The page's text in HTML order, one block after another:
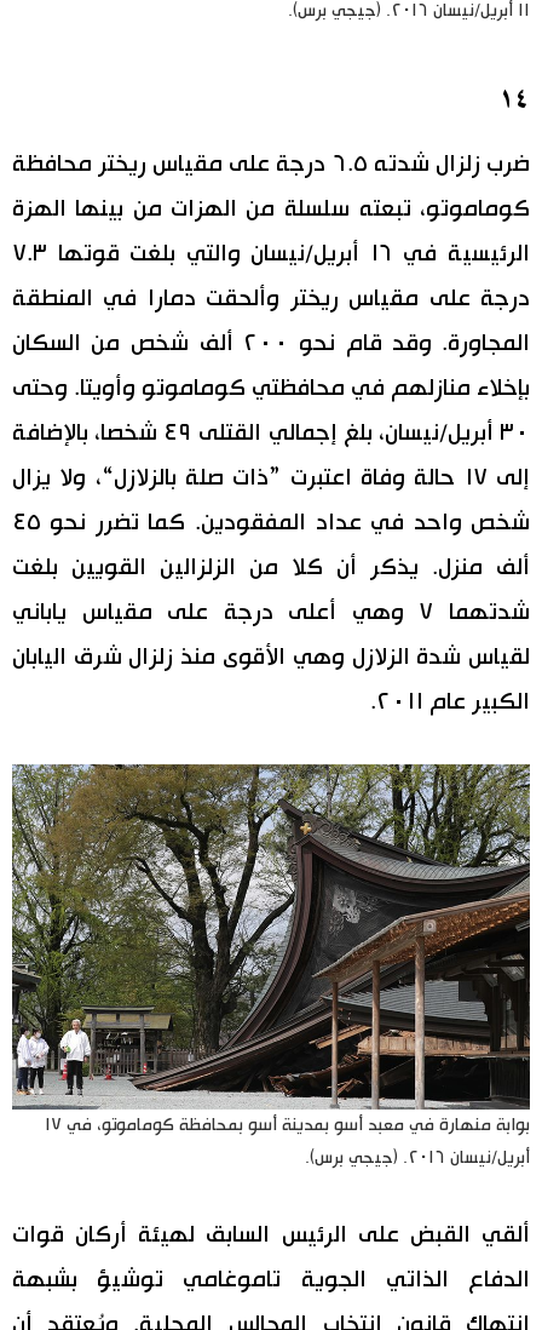
١١ أبريل/نيسان ٢٠١٦. (جيجي برس).
١٤
ضرب زلزال شدته ٦.٥ درجة على مقياس ريختر محافظة
كوماموتو، تبعته سلسلة من الهزات من بينها الهزة
الرئيسية في ١٦ أبريل/نيسان والتي بلغت قوتها ٧.٣
درجة على مقياس ريختر وألحقت دمارا في المنطقة
المجاورة. وقد قام نحو ٢٠٠ ألف شخص من السكان
بإخلاء منازلهم في محافظتي كوماموتو وأويتا. وحتى
٣٠ أبريل/نيسان، بلغ إجمالي القتلى ٤٩ شخصا، بالإضافة
إلى ١٧ حالة وفاة اعتبرت ”ذات صلة بالزلازل“، ولا يزال
شخص واحد في عداد المفقودين. كما تضرر نحو ٤٥
ألف منزل. يذكر أن كلا من الزلزالين القويين بلغت
شدتهما ٧ وهي أعلى درجة على مقياس ياباني
لقياس شدة الزلازل وهي الأقوى منذ زلزال شرق اليابان
الكبير عام ٢٠١١.
بوابة منهارة في معبد أسو بمدينة أسو بمحافظة كوماموتو، في ١٧
أبريل/نيسان ٢٠١٦. (جيجي برس).
ألقي القبض على الرئيس السابق لهيئة أركان قوات
الدفاع الذاتي الجوية تاموغامي توشيؤ بشبهة